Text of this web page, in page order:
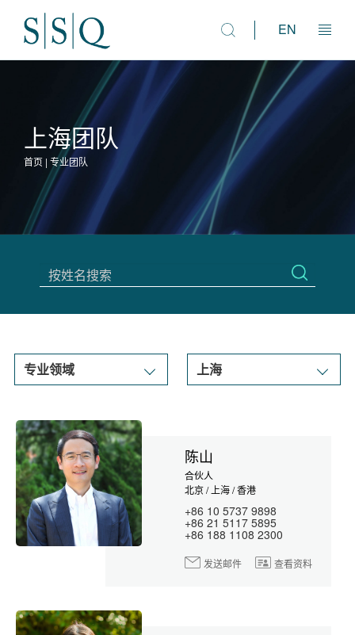
法律市场咨询
人才解决方案
资讯与研究
专业团队
EN
上海团队
首页 | 专业团队
陈山
合伙人
北京 / 上海 / 香港
+86 10 5737 9898
+86 21 5117 5895
+86 188 1108 2300
发送邮件 查看资料